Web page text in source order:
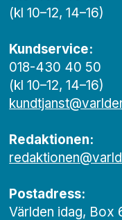
(kl 10–12, 14–16)
Kundservice:
018-430 40 50
(kl 10–12, 14–16)
Redaktionen:
Postadress:
Världen idag, Box